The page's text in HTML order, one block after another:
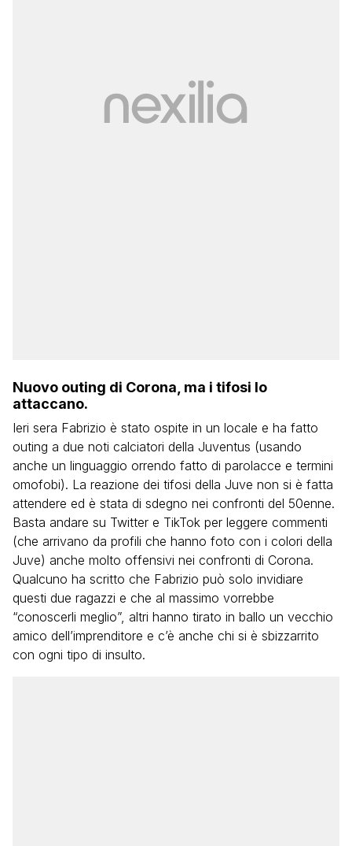
Nuovo outing di Corona, ma i tifosi lo
attaccano.
Ieri sera Fabrizio è stato ospite in un locale e ha fatto
outing a due noti calciatori della Juventus (usando
anche un linguaggio orrendo fatto di parolacce e termini
omofobi). La reazione dei tifosi della Juve non si è fatta
attendere ed è stata di sdegno nei confronti del 50enne.
Basta andare su Twitter e TikTok per leggere commenti
(che arrivano da profili che hanno foto con i colori della
Juve) anche molto offensivi nei confronti di Corona.
Qualcuno ha scritto che Fabrizio può solo invidiare
questi due ragazzi e che al massimo vorrebbe
“conoscerli meglio”, altri hanno tirato in ballo un vecchio
amico dell’imprenditore e c’è anche chi si è sbizzarrito
con ogni tipo di insulto.